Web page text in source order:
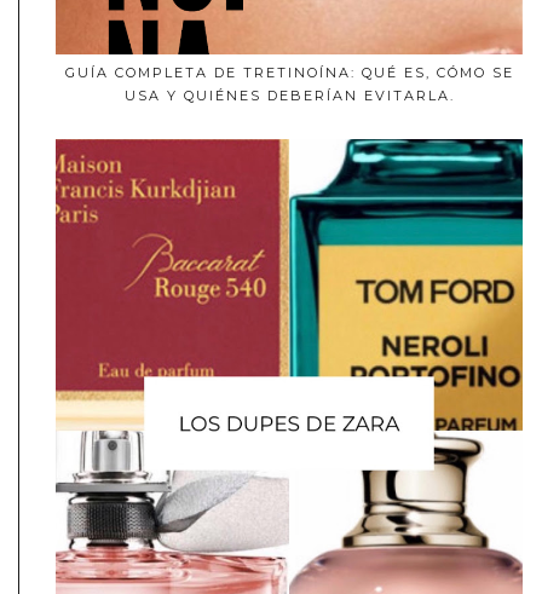
GUÍA COMPLETA DE TRETINOÍNA: QUÉ ES, CÓMO SE
USA Y QUIÉNES DEBERÍAN EVITARLA.